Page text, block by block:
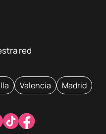
red
Valencia Madrid